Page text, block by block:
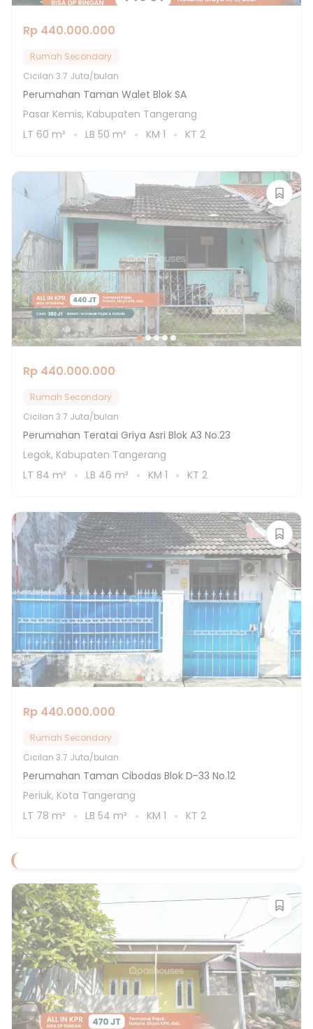
Rp 440.000.000
Rumah Secondary
Cicilan 3.7 Juta/bulan
Perumahan Taman Walet Blok SA
Pasar Kemis, Kabupaten Tangerang
LT 60 m² LB 50 m² KM 1 KT 2
Rp 440.000.000
Rumah Secondary
Cicilan 3.7 Juta/bulan
Perumahan Teratai Griya Asri Blok A3 No.23
Legok, Kabupaten Tangerang
LT 84 m² LB 46 m² KM 1 KT 2
Rp 440.000.000
Rumah Secondary
Cicilan 3.7 Juta/bulan
Perumahan Taman Cibodas Blok D-33 No.12
Periuk, Kota Tangerang
LT 78 m² LB 54 m² KM 1 KT 2